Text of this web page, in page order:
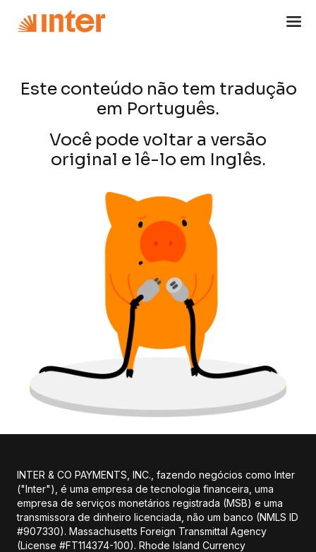
Este conteúdo não tem tradução
em Português.
Você pode voltar a versão
original e lê-lo em Inglês.
INTER & CO PAYMENTS, INC., fazendo negócios como Inter
("Inter"), é uma empresa de tecnologia financeira, uma
empresa de serviços monetários registrada (MSB) e uma
transmissora de dinheiro licenciada, não um banco (NMLS ID
#907330). Massachusetts Foreign Transmittal Agency
(License #FT114374-100). Rhode Island Currency